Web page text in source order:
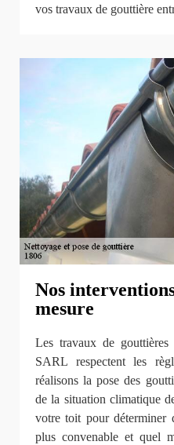
vos travaux de gouttière
Nos
mesure
Les travaux de
SARL respectent les
réalisons la pose des
de la situation climatique
votre toit pour déterminer
plus convenable et quel